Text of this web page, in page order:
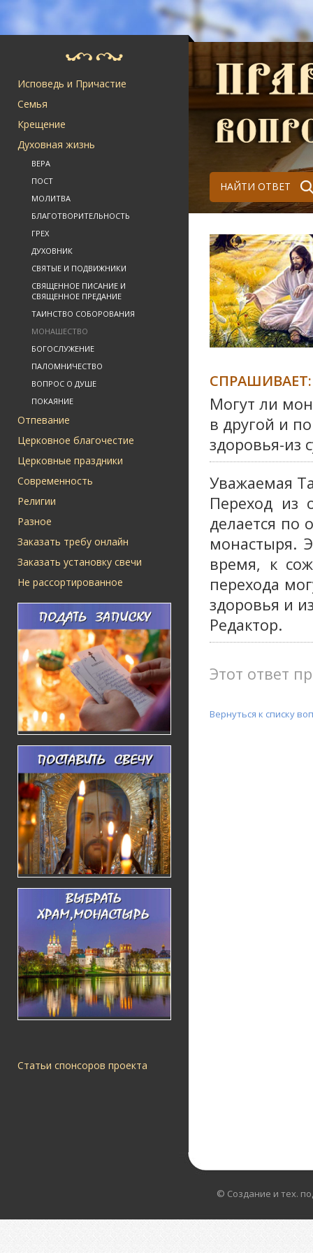
Исповедь и Причастие
Семья
Крещение
Духовная жизнь
ВЕРА
ПОСТ
МОЛИТВА
БЛАГОТВОРИТЕЛЬНОСТЬ
ГРЕХ
ДУХОВНИК
СВЯТЫЕ И ПОДВИЖНИКИ
СВЯЩЕННОЕ ПИСАНИЕ И
СВЯЩЕННОЕ ПРЕДАНИЕ
ТАИНСТВО СОБОРОВАНИЯ
МОНАШЕСТВО
БОГОСЛУЖЕНИЕ
ПАЛОМНИЧЕСТВО
ВОПРОС О ДУШЕ
ПОКАЯНИЕ
Отпевание
Церковное благочестие
Церковные праздники
Современность
Религии
Разное
Заказать требу онлайн
Заказать установку свечи
Не рассортированное
Статьи спонсоров проекта
НАЙТИ ОТВЕТ
СПРАШИВАЕТ:
Могут ли
в другой и
здоровья-из
Уважаемая
Переход из
делается по
монастыря.
время, к
перехода
здоровья и
Редактор.
Этот ответ
Вернуться к списку
© Создание и тех.